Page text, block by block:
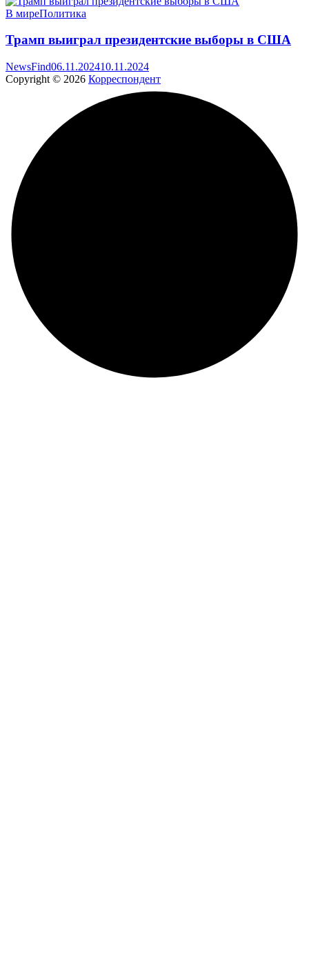
В миреПолитика
Трамп выиграл президентские выборы в США
NewsFind06.11.202410.11.2024
Copyright © 2026 Корреспондент